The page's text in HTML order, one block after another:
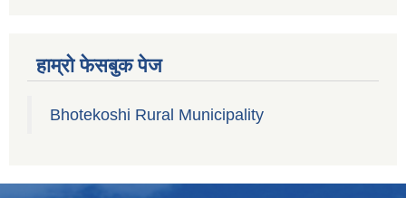
हाम्रो फेसबुक पेज
Bhotekoshi Rural Municipality